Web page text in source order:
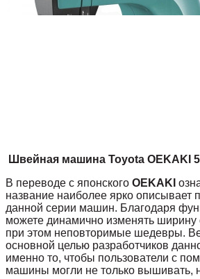
Швейная машина Toyota OEKAKI
В переводе с японского OEKAKI
название наиболее ярко описывает
данной серии машин. Благодаря
можете динамично изменять ширину
при этом неповторимые шедевры.
основной целью разработчиков
именно то, чтобы пользователи с
машины могли не только вышивать,